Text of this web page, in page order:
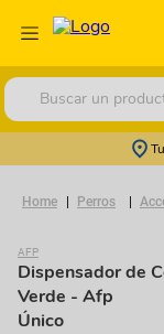
Buscar un producto
Perros
AFP
Dispensador de
Verde - Afp
Único